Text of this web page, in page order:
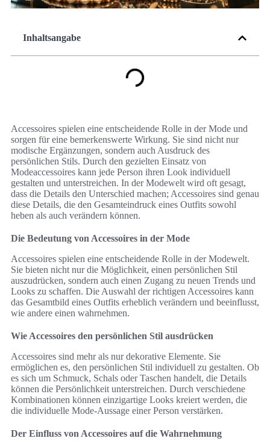
Inhaltsangabe
Accessoires spielen eine entscheidende Rolle in der Mode und
sorgen für eine bemerkenswerte Wirkung. Sie sind nicht nur
modische Ergänzungen, sondern auch Ausdruck des
persönlichen Stils. Durch den gezielten Einsatz von
Modeaccessoires kann jede Person ihren Look individuell
gestalten und unterstreichen. In der Modewelt wird oft gesagt,
dass die Details den Unterschied machen; Accessoires sind genau
diese Details, die den Gesamteindruck eines Outfits sowohl
heben als auch verändern können.
Die Bedeutung von Accessoires in der Mode
Accessoires spielen eine entscheidende Rolle in der Modewelt.
Sie bieten nicht nur die Möglichkeit, einen persönlichen Stil
auszudrücken, sondern auch einen Zugang zu neuen Trends und
Looks zu schaffen. Die Auswahl der richtigen Accessoires kann
das Gesamtbild eines Outfits erheblich verändern und beeinflusst,
wie andere einen wahrnehmen.
Wie Accessoires den persönlichen Stil ausdrücken
Accessoires sind mehr als nur dekorative Elemente. Sie
ermöglichen es, den persönlichen Stil individuell zu gestalten. Ob
es sich um Schmuck, Schals oder Taschen handelt, die Details
können die Persönlichkeit unterstreichen. Durch verschiedene
Kombinationen können einzigartige Looks kreiert werden, die
die individuelle Mode-Aussage einer Person verstärken.
Der Einfluss von Accessoires auf die Wahrnehmung